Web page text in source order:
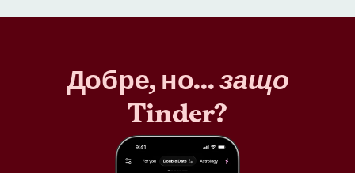
Добре, но...защо
Tinder?